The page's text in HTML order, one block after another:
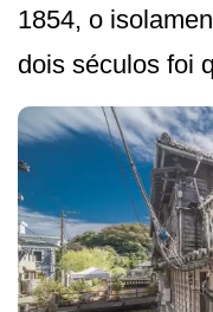
1854, o
dois séculos foi